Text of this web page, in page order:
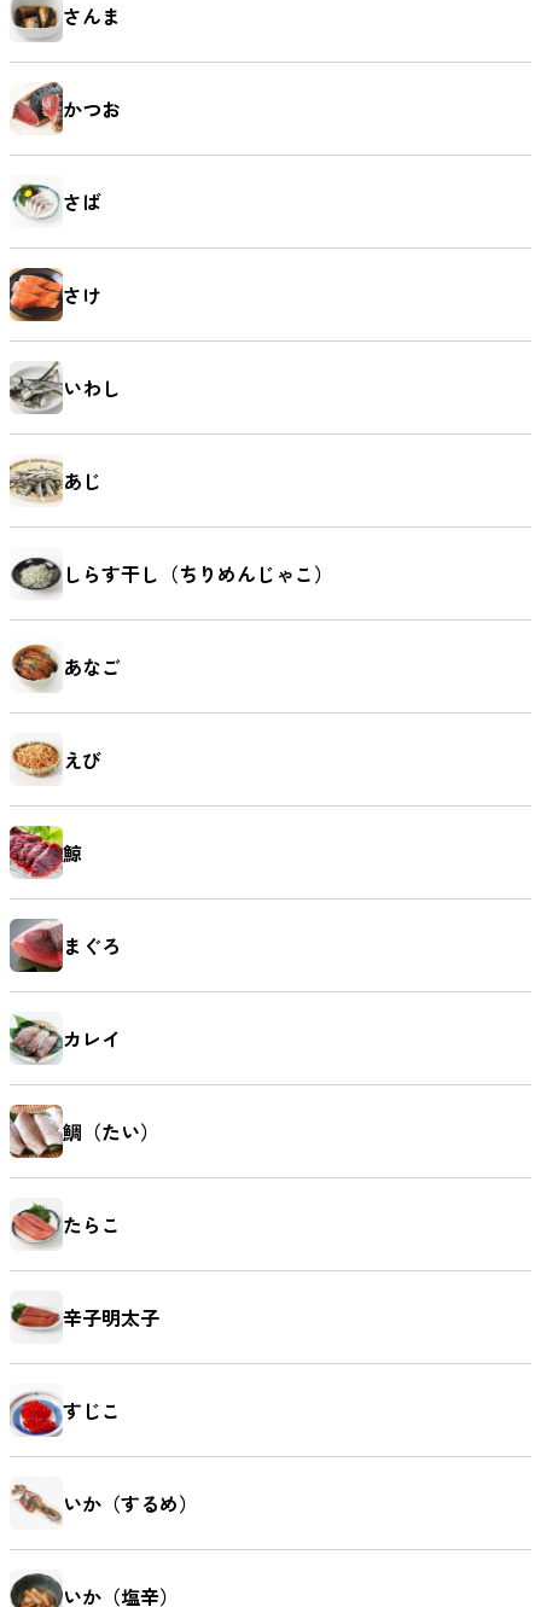
さんま
かつお
さば
さけ
いわし
あじ
しらす干し（ちりめんじゃこ）
あなご
えび
鯨
まぐろ
カレイ
鯛（たい）
たらこ
辛子明太子
すじこ
いか（するめ）
いか（塩辛）